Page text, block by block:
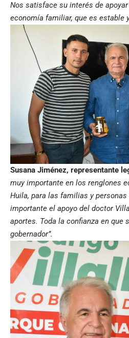
Nos satisface su interés de
economía familiar, que es estable
Susana Jiménez, representante
muy importante en los renglones
Huila, para las familias y
importante el apoyo del doctor
aportes. Toda la confianza en que
gobernador”.